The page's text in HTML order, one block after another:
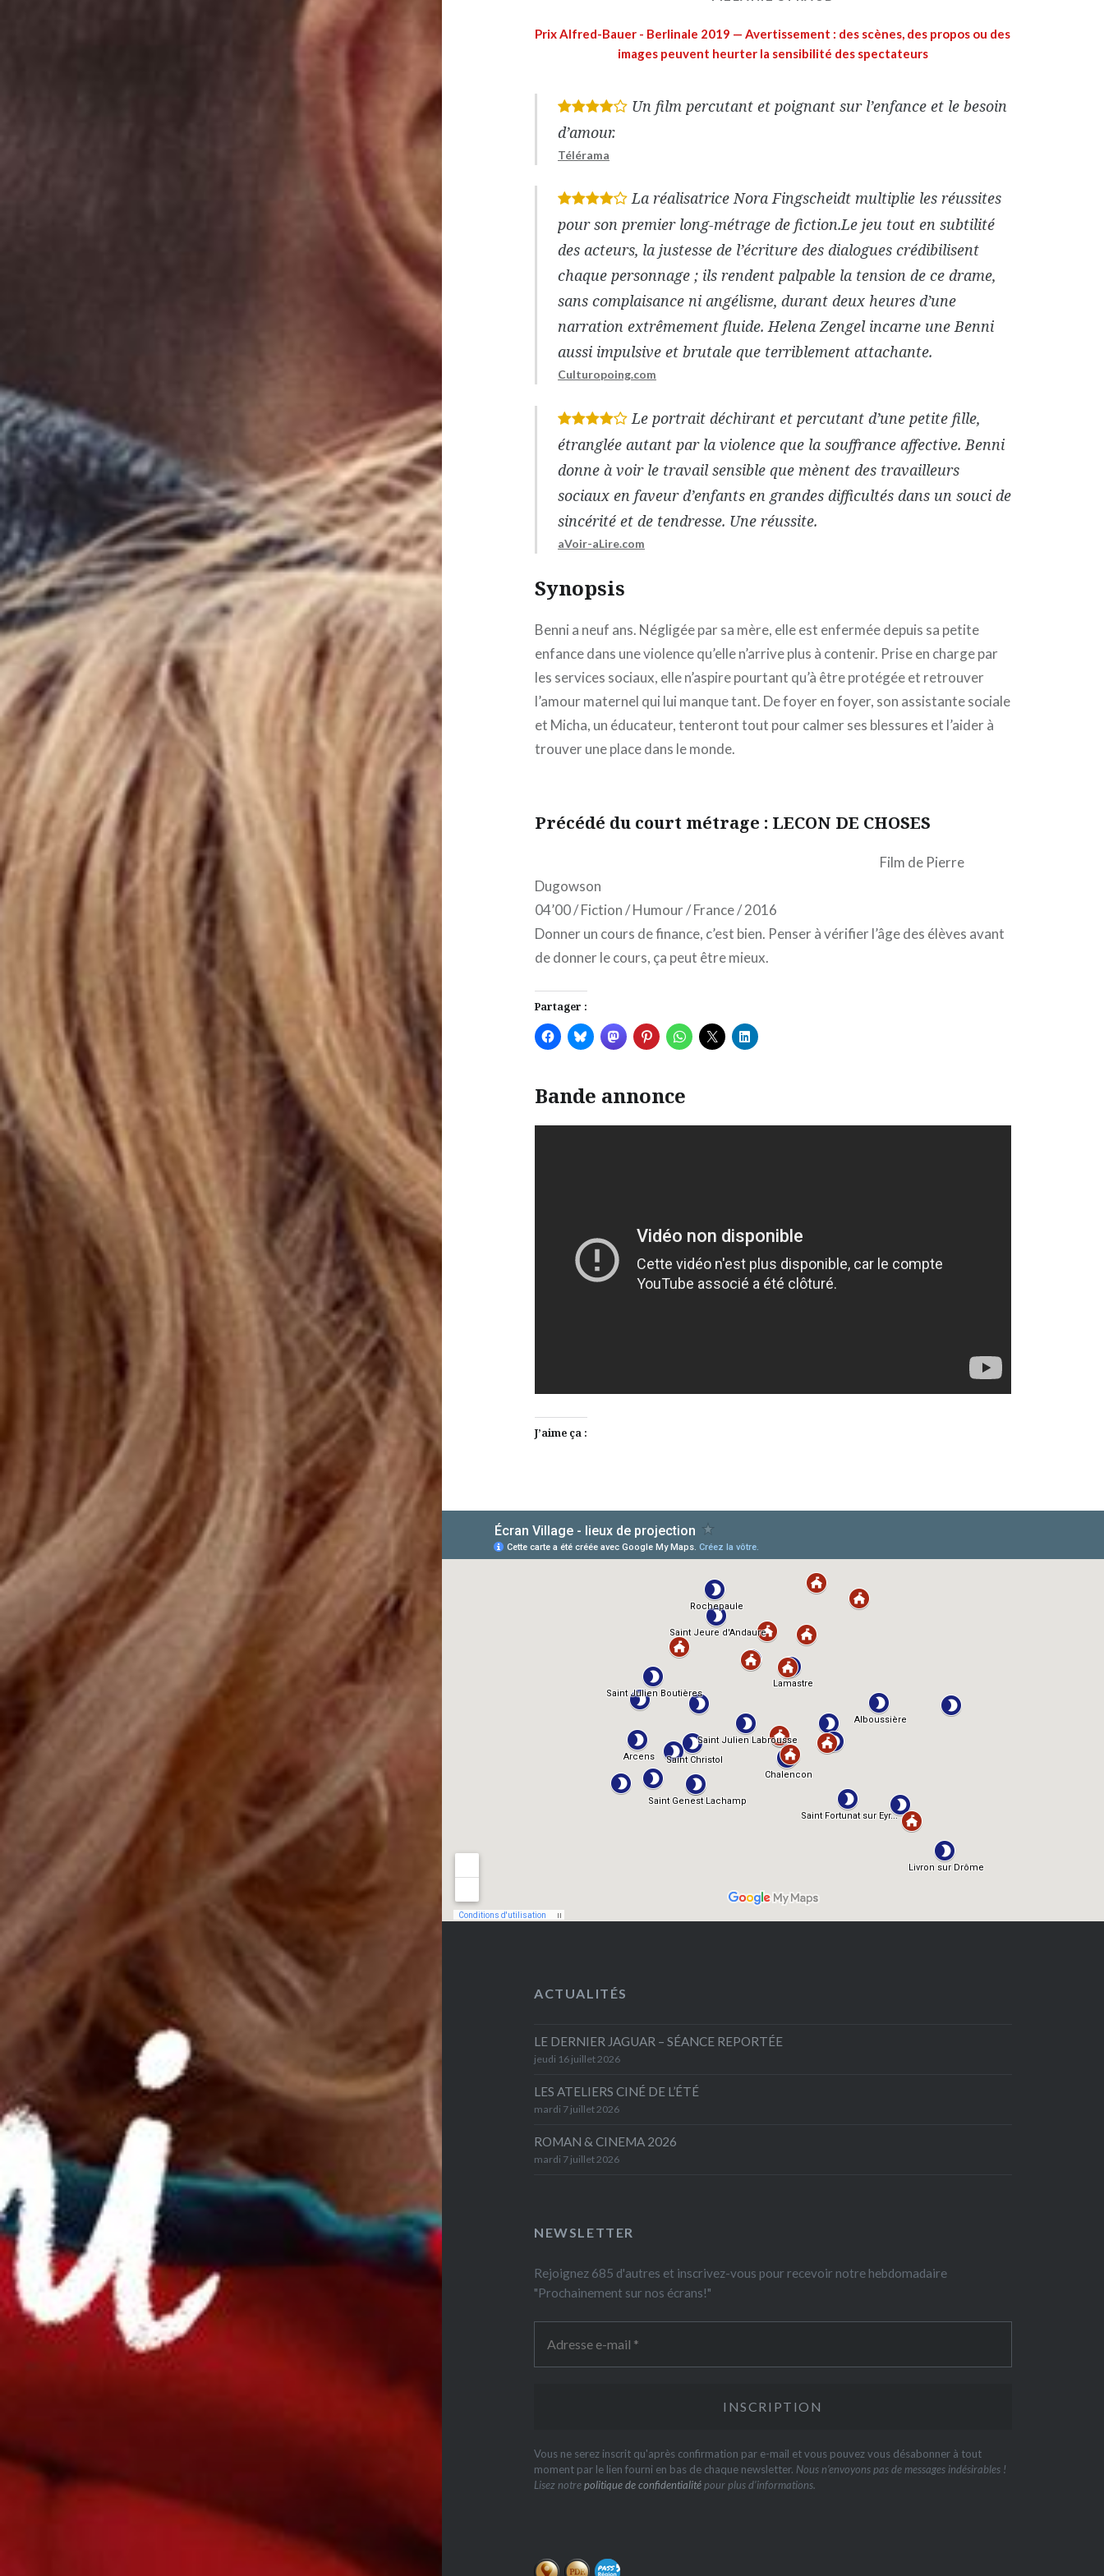
Prix Alfred-Bauer - Berlinale 2019 — Avertissement : des scènes, des propos ou des
images peuvent heurter la sensibilité des spectateurs
* * * *
Un film percutant et poignant sur l’enfance et le besoin
d’amour.
Télérama
* * * *
La réalisatrice Nora Fingscheidt multiplie les réussites
pour son premier long-métrage de fiction.Le jeu tout en subtilité
des acteurs, la justesse de l’écriture des dialogues crédibilisent
chaque personnage ; ils rendent palpable la tension de ce drame,
sans complaisance ni angélisme, durant deux heures d’une
narration extrêmement fluide. Helena Zengel incarne une Benni
aussi impulsive et brutale que terriblement attachante.
Culturopoing.com
* * * *
Le portrait déchirant et percutant d’une petite fille,
étranglée autant par la violence que la souffrance affective. Benni
donne à voir le travail sensible que mènent des travailleurs
sociaux en faveur d’enfants en grandes difficultés dans un souci de
sincérité et de tendresse. Une réussite.
aVoir-aLire.com
Synopsis
Benni a neuf ans. Négligée par sa mère, elle est enfermée depuis sa petite
enfance dans une violence qu’elle n’arrive plus à contenir. Prise en charge par
les services sociaux, elle n’aspire pourtant qu’à être protégée et retrouver
l’amour maternel qui lui manque tant. De foyer en foyer, son assistante sociale
et Micha, un éducateur, tenteront tout pour calmer ses blessures et l’aider à
trouver une place dans le monde.
Précédé du court métrage : LECON DE CHOSES
Film de Pierre
Dugowson
04’00 / Fiction / Humour / France / 2016
Donner un cours de finance, c’est bien. Penser à vérifier l’âge des élèves avant
de donner le cours, ça peut être mieux.
Partager :
Bande annonce
J’aime ça :
AlloCiné
ACTUALITÉS
LE DERNIER JAGUAR – SÉANCE REPORTÉE
jeudi 16 juillet 2026
LES ATELIERS CINÉ DE L’ÉTÉ
mardi 7 juillet 2026
ROMAN & CINEMA 2026
mardi 7 juillet 2026
NEWSLETTER
Rejoignez 685 d'autres et inscrivez-vous pour recevoir notre hebdomadaire
"Prochainement sur nos écrans!"
Vous ne serez inscrit qu'après confirmation par e-mail et vous pouvez vous désabonner à tout
moment par le lien fourni en bas de chaque newsletter. Nous n’envoyons pas de messages indésirables !
Lisez notrepolitique de confidentialitépour plus d’informations.